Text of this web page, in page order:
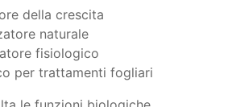
della crescita
naturale
fisiologico
per trattamenti fogliari